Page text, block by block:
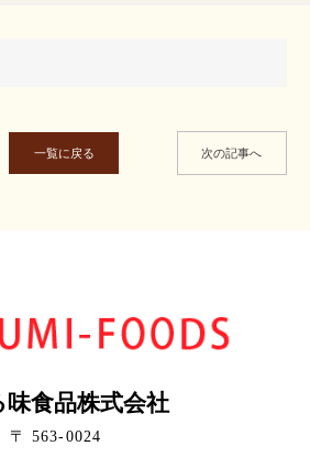
一覧に戻る 次の記事へ
味食品株式会社
〒 563-0024